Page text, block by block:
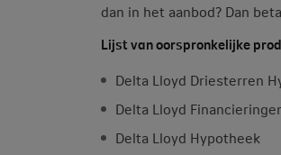
dan in het aanbod? Dan
Lijst van oorspronkelijke
Delta Lloyd Driesterren
Delta Lloyd
Delta Lloyd Hypotheek